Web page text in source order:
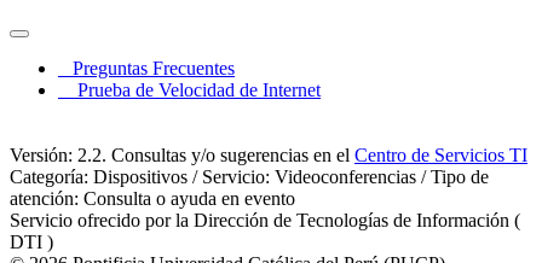
Preguntas Frecuentes
Prueba de Velocidad de Internet
Versión: 2.2. Consultas y/o sugerencias en el Centro de Servicios TI
Categoría: Dispositivos / Servicio: Videoconferencias / Tipo de
atención: Consulta o ayuda en evento
Servicio ofrecido por la Dirección de Tecnologías de Información (
DTI )